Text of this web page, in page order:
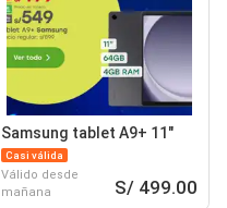
Samsung tablet A9+ 11"
Casi válida
Válido desde
mañana
S/ 499.00